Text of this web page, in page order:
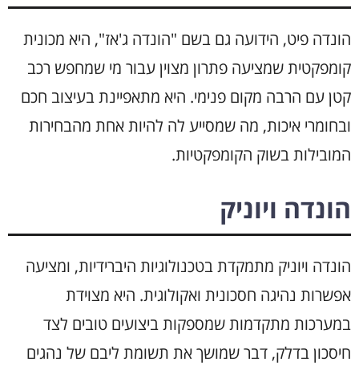
הונדה פיט, הידועה גם בשם "הונדה ג'אז", היא מכונית
קומפקטית שמציעה פתרון מצוין עבור מי שמחפש רכב
קטן עם הרבה מקום פנימי. היא מתאפיינת בעיצוב חכם
ובחומרי איכות, מה שמסייע לה להיות אחת מהבחירות
המובילות בשוק הקומפקטיות.
הונדה ויוניק
הונדה ויוניק מתמקדת בטכנולוגיות היברידיות, ומציעה
אפשרות נהיגה חסכונית ואקולוגית. היא מצוידת
במערכות מתקדמות שמספקות ביצועים טובים לצד
חיסכון בדלק, דבר שמושך את תשומת ליבם של נהגים